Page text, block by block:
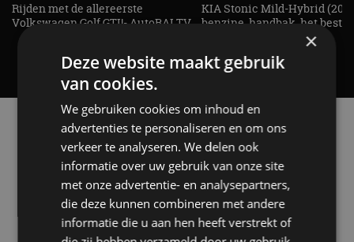
Rijden met de allereerste
Volkswagen Golf GTI!- AutoRAI TV
KIA Stonic Mild-Hybrid
benzine, handbak, het
REVIEW - AutoRAI TV
Alle automerken
Selecteer een merk voor meer informatie, modellen
en alle nieuwsberichten
×
Deze website maakt gebruik
van cookies.
We gebruiken cookies om inhoud en
advertenties te personaliseren en om ons
verkeer te analyseren. We delen ook
informatie over uw gebruik van onze site
met onze advertentie- en analysepartners,
die deze kunnen combineren met andere
informatie die u aan hen heeft verstrekt of